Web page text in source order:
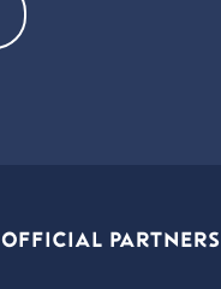
OFFICIAL PARTNERS